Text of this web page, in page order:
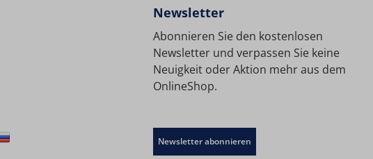
Newsletter
Abonnieren Sie den kostenlosen
Newsletter und verpassen Sie keine
Neuigkeit oder Aktion mehr aus dem
OnlineShop.
Newsletter abonnieren